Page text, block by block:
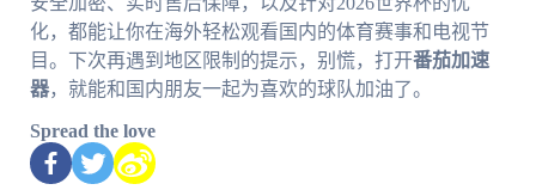
化，都能让你在海外轻松观看国内的体育赛事和电视节
目。下次再遇到地区限制的提示，别慌，打开番茄加速
器，就能和国内朋友一起为喜欢的球队加油了。
Spread the love